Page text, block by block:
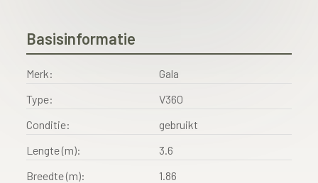
Basisinformatie
Merk:
Gala
Type:
V360
Conditie:
gebruikt
Lengte (m):
3.6
Breedte (m):
1.86